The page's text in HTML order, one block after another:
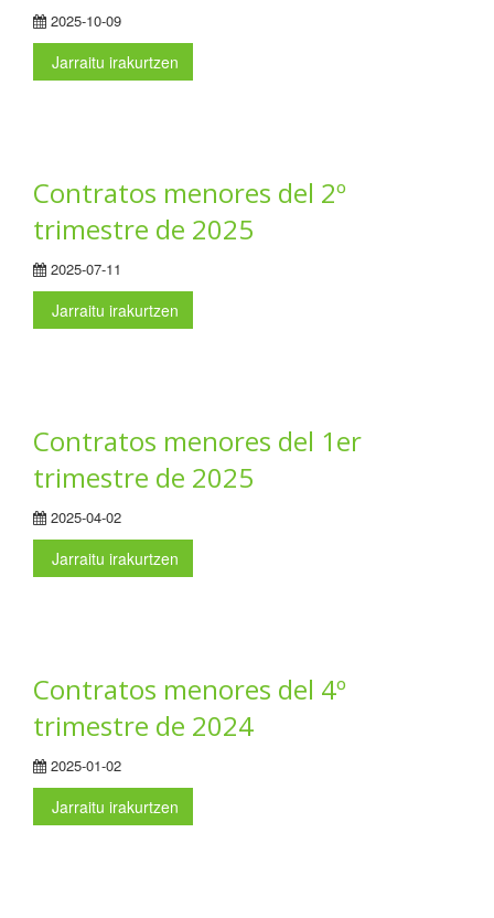
2025-10-09
Jarraitu irakurtzen
Contratos menores del 2º
trimestre de 2025
2025-07-11
Jarraitu irakurtzen
Contratos menores del 1er
trimestre de 2025
2025-04-02
Jarraitu irakurtzen
Contratos menores del 4º
trimestre de 2024
2025-01-02
Jarraitu irakurtzen